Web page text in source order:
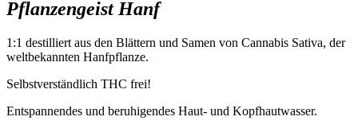
Pflanzengeist Hanf
1:1 destilliert aus den Blättern und Samen von Cannabis Sativa, der
weltbekannten Hanfpflanze.
Selbstverständlich THC frei!
Entspannendes und beruhigendes Haut- und Kopfhautwasser.